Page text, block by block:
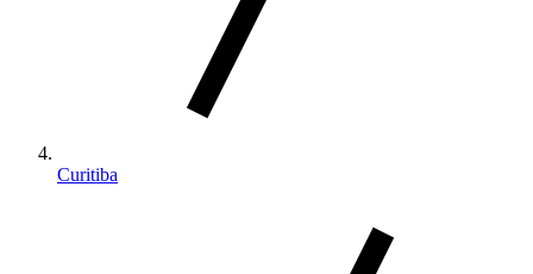
Curitiba